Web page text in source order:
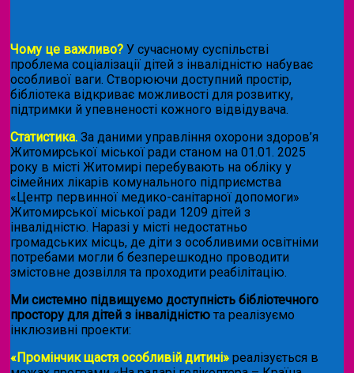
Чому це важливо? У сучасному суспільстві
проблема соціалізації дітей з інвалідністю набуває
особливої ваги. Створюючи доступний простір,
бібліотека відкриває можливості для розвитку,
підтримки й упевненості кожного відвідувача.
Статистика. За даними управління охорони здоров’я
Житомирської міської ради станом на 01.01. 2025
року в місті Житомирі перебувають на обліку у
сімейних лікарів комунального підприємства
«Центр первинної медико-санітарної допомоги»
Житомирської міської ради 1209 дітей з
інвалідністю. Наразі у місті недостатньо
громадських місць, де діти з особливими освітніми
потребами могли б безперешкодно проводити
змістовне дозвілля та проходити реабілітацію.
Ми системно підвищуємо доступність бібліотечного
простору для дітей з інвалідністю та реалізуємо
інклюзивні проекти:
«Промінчик щастя особливій дитині» реалізується в